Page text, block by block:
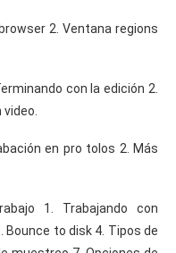
2. Ventana regions
con la edición 2.
video.
en pro tolos 2. Más
1. Trabajando con
Bounce to disk 4. Tipos de